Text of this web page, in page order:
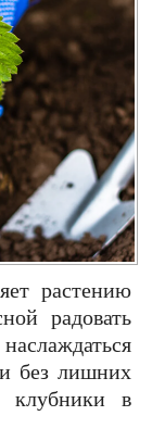
радовать
без лишних
клубники в